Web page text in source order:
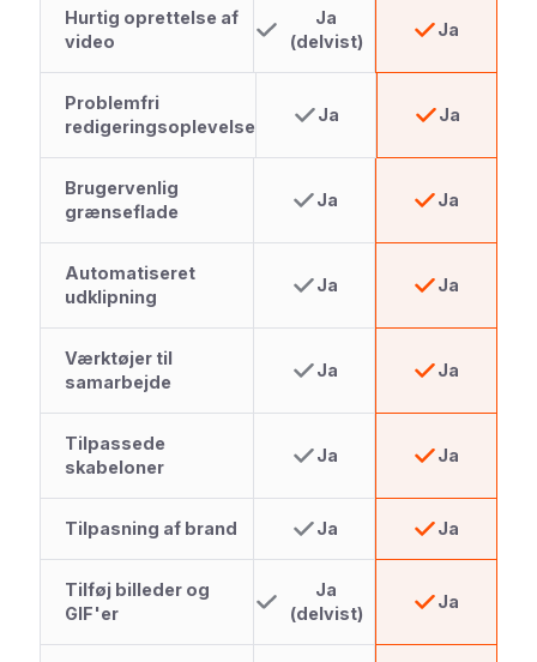
Hurtig oprettelse af
video
Ja
(delvist)
Ja
Problemfri
redigeringsoplevelse
Ja Ja
Brugervenlig
grænseflade
Ja Ja
Automatiseret
udklipning
Ja Ja
Værktøjer til
samarbejde
Ja Ja
Tilpassede
skabeloner
Ja Ja
Tilpasning af brand Ja Ja
Tilføj billeder og
GIF'er
Ja
(delvist)
Ja